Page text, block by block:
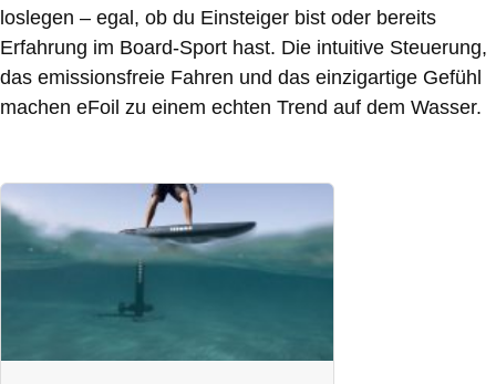
loslegen – egal, ob du Einsteiger bist oder bereits
Erfahrung im Board-Sport hast. Die intuitive Steuerung,
das emissionsfreie Fahren und das einzigartige Gefühl
machen eFoil zu einem echten Trend auf dem Wasser.